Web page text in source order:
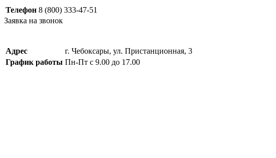
Телефон 8 (800) 333-47-51
Заявка на звонок
Адрес
г. Чебоксары, ул. Пристанционная, 3
График работы Пн-Пт с 9.00 до 17.00